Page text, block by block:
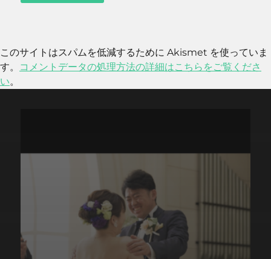
このサイトはスパムを低減するために Akismet を使っていま
す。
コメントデータの処理方法の詳細はこちらをご覧くださ
い。